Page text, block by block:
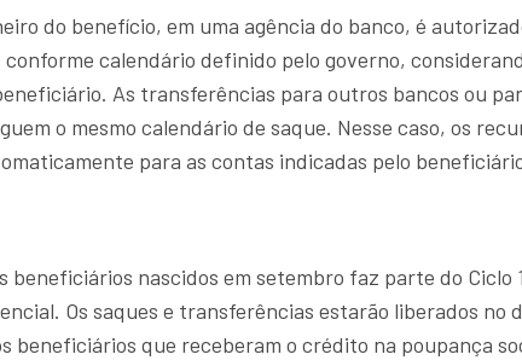
do benefício, em uma agência do banco, é
calendário definido pelo governo,
As transferências para outros bancos ou
o mesmo calendário de saque. Nesse caso, os
para as contas indicadas pelo
beneficiários nascidos em setembro faz parte do Ciclo
Os saques e transferências estarão liberados no
beneficiários que receberam o crédito na poupança